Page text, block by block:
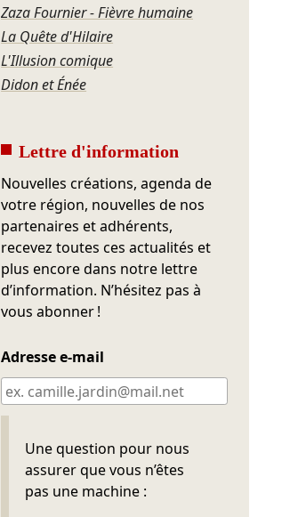
Zaza Fournier - Fièvre humaine
La Quête d'Hilaire
L'Illusion comique
Didon et Énée
Lettre d'information
Nouvelles créations, agenda de
votre région, nouvelles de nos
partenaires et adhérents,
recevez toutes ces actualités et
plus encore dans notre lettre
d’information. N’hésitez pas à
vous abonner !
Adresse e-mail
Une question pour nous
assurer que vous n’êtes
pas une machine :
Ne pas remplir